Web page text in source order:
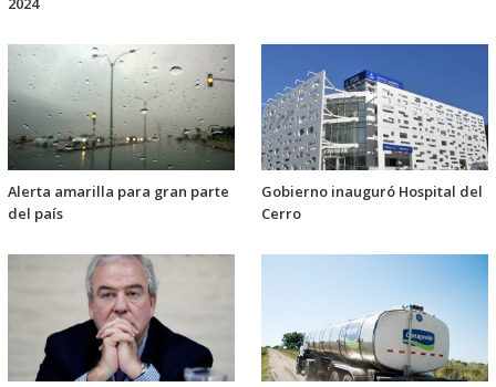
Alerta amarilla para gran parte
del país
Gobierno inauguró Hospital del
Cerro